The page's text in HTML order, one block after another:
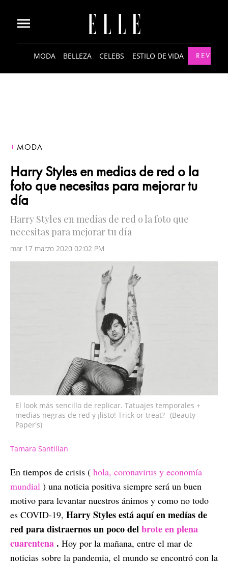
MODA BELLEZA CELEBS ESTILO DE VIDA
MODA
Harry Styles en medias de red o la
foto que necesitas para mejorar tu
día
Harry Styles en medias de red o la foto que
necesitas para mejorar tu día
mar 17 marzo 2020 02:02 PM
El look más sencillo de replicar. Tatuajes temporales +
medias negras de red y ¡listo! Trick or treat? (Beauty
Paper's)
Tamara Santillan
En tiempos de crisis ( hola, coronavirus y economía
mundial ) una noticia positiva siempre será un buen
motivo para levantar nuestros ánimos y como no todo
es COVID-19, Harry Styles está aquí en medías de
red para distraernos un poco delbrote en plena
cuarentena. Hoy por la mañana, entre el mar de
noticias sobre la pandemia, el mundo se encontró con la